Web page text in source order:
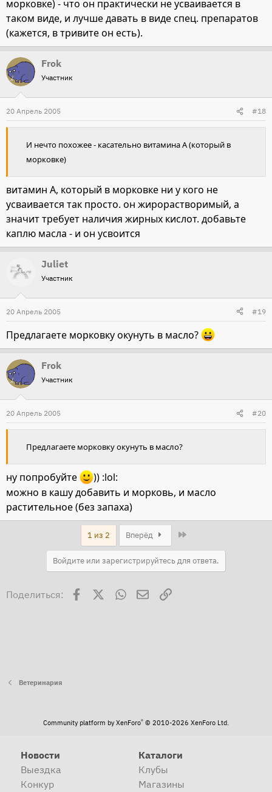
морковке) - что он практически не усваивается в
таком виде, и лучше давать в виде спец. препаратов
(кажется, в тривите он есть).
Frok
Участник
20 Апрель 2005 #18
И нечто похожее - касательно витамина А (который в
морковке)
витамин А, который в морковке ни у кого не
усваивается так просто. он жирорастворимый, а
значит требует наличия жирных кислот. добавьте
каплю масла - и он усвоится
Juliet
Участник
20 Апрель 2005 #19
Предлагаете морковку окунуть в масло?
Frok
Участник
20 Апрель 2005 #20
Предлагаете морковку окунуть в масло?
ну попробуйте
)) :lol:
можно в кашу добавить и морковь, и масло
растительное (без запаха)
1 из 2 Вперёд
Войдите или зарегистрируйтесь для ответа.
Поделиться: Facebook WhatsAppЭлектронная почта
Ссылка
Ветеринария
Community platform by XenForo® © 2010-2026 XenForo Ltd.
Новости
Выездка
Конкур
Каталоги
Клубы
Магазины